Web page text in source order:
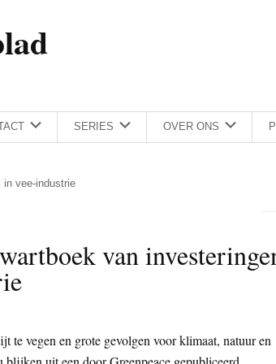
SERIES OVER ONS
in vee-industrie
van
te vegen en grote gevolgen voor klimaat, natuur en